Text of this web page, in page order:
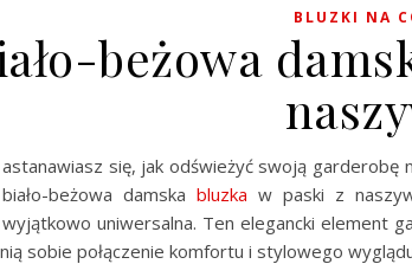
BLUZKI NA
beżowa
astanawiasz się, jak odświeżyć swoją garderobę
biało-beżowa damska bluzka w paski z
wyjątkowo uniwersalna. Ten elegancki element
sobie połączenie komfortu i stylowego